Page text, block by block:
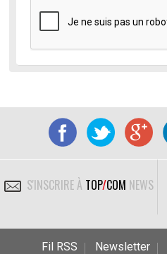
S'INSCRIRE À TOP/COM NEWS
Fil RSS Newsletter